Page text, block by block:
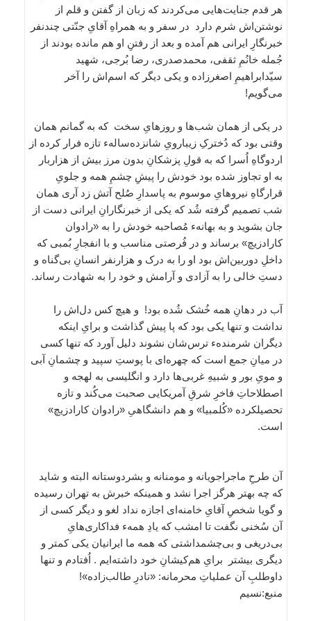
هر قدم جنایت‌هایی می‌کردند که زبان از گفتن و قلم از
نوشتن‌اش شرم دارد در سفر و به همراهِ آقایِ جنّتی چندنفر
خبرنگارِ ایرانی هم آمده و بعد از رفتنِ او هم مانده بودند از
جُمله خانُمِ ثقفی، محمدصدری، رضا بُرجی، شهید
سیّدابراهیمِ اصغرزاده و یکی دیگر که اسم‌اش را آخر
می‌گویم!
در یکی از همان شب‌ها و روزهایِ سخت که به گمانم همان
وقتی بود که دُخترکِ زیبارویِ شانزده‌سالهء تازه فرار کرده از
اردوگاهِ اُسرا که به قولِ پزشکانِ بدون مرز بیش از هزاربار
به او تجاوز شده بود خودش را پیشِ چشمِ همه و جلویِ
قرارگاهِ نیروهایِ موسوم به پاسدارِ صُلح آتش زد آری همان
شب تصمیم گرفته شُد که یکی از خبرنگارانِ ایرانی دست از
جان بشوید و به بهانهء مُصاحبه خودش را به «رادوان
کارادزیچ» برساند و در فُرصتی مناسب و با انفجارِ بُمبی که
داخلِ دوربین‌اش بود او را به درک و هزارنفر انسانِ بی‌گناه و
دستِ خالی را به آزادی و آرامش و خود را به شهادت رساند.
آب در دهانِ همه خُشک شُده بود! و هیچ کس دل‌اش را
نداشت و تنها یکی بود که پا پیش گذاشت و برایِ اینکه
دیگران شرمندهء ترس‌شان نشوند دلیل آورد که تنها کسی
در میانِ جمع است که چهره‌ای با پوستِ سپید و چشمانِ آبی
و مویِ بور و شبیهِ غربی‌ها دارد و انگلیسی به لهجه و
اصطلاحاتِ فاخرِ شرقِ آمریکایی صحبت می‌کُند و تازه
تحصیلکرده «کُلمبیا» و هم دانشگاهیِ «رادوان کارادزیچ»
است.
آن طرحِ ماجراجویانه و مومنانه و بشردوستانه البته و شاید
که چه بهتر هرگز اجرا نشد و همینکه خبرش به تهران رسیده
و گویا شخصِ آقایِ خامنه‌ای اجازه نداد لغو و دیگر کسی از
آن سُخنی نگفت تا امشب که یادِ همهء فداکاری‌هایِ
بی‌دریغی و بی‌چشمداشتی که همه ما ایرانیان یکی کمتر و
دیگری بیشتر برایِ هم‌کیشانِ خود داشته‌ایم . اُفتادم و تنها
داوطلبِ آن عملیاتِ محرمانه: «نادرِ طالب‌زاده»!
منبع:نسیم